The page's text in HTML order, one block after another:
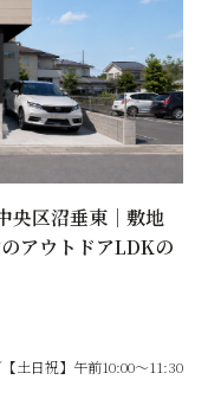
央区沼垂東｜敷地
アウトドアLDKの
土日祝】午前10:00～11:30